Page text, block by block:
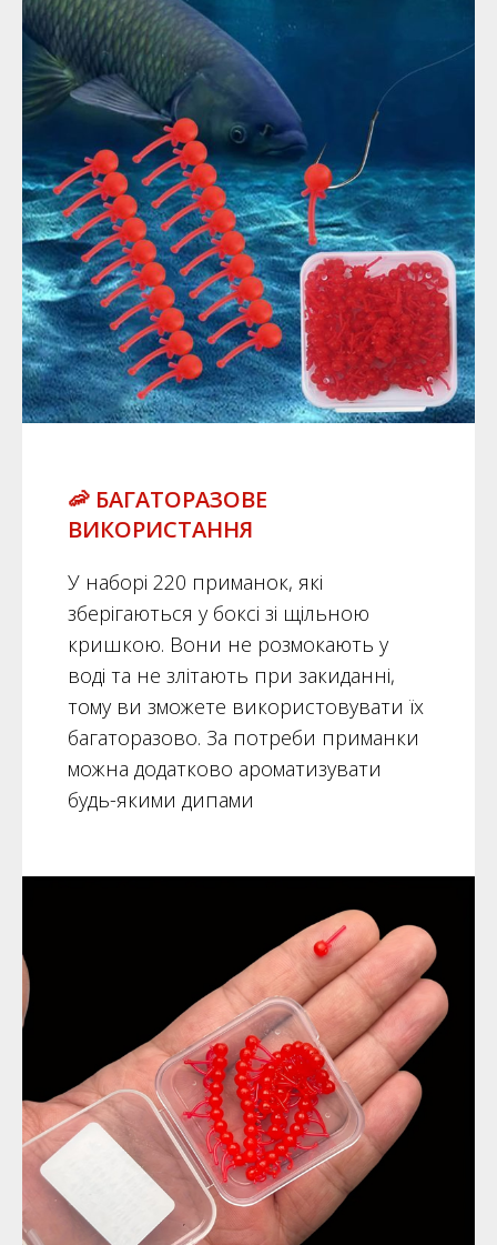
🦐 БАГАТОРАЗОВЕ
ВИКОРИСТАННЯ
У наборі 220 приманок, які
зберігаються у боксі зі щільною
кришкою. Вони не розмокають у
воді та не злітають при закиданні,
тому ви зможете використовувати їх
багаторазово. За потреби приманки
можна додатково ароматизувати
будь-якими дипами